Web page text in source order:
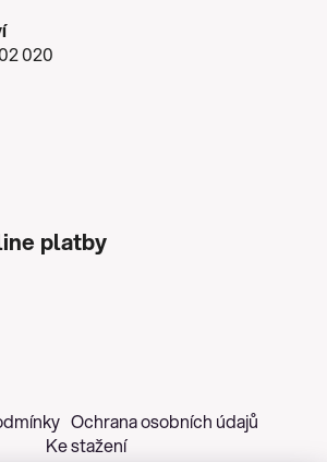
020
platby
Ochrana osobních údajů
Ke stažení